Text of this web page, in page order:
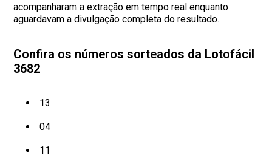
acompanharam a extração em tempo real enquanto
aguardavam a divulgação completa do resultado.
Confira os números sorteados da Lotofácil
3682
13
04
11